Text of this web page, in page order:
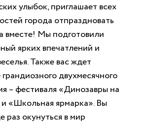
улыбок, приглашает всех
города отпраздновать
вместе! Мы подготовили
ярких впечатлений и
Также вас ждет
двухмесячного
– фестиваля «Динозавры на
и «Школьная ярмарка». Вы
раз окунуться в мир